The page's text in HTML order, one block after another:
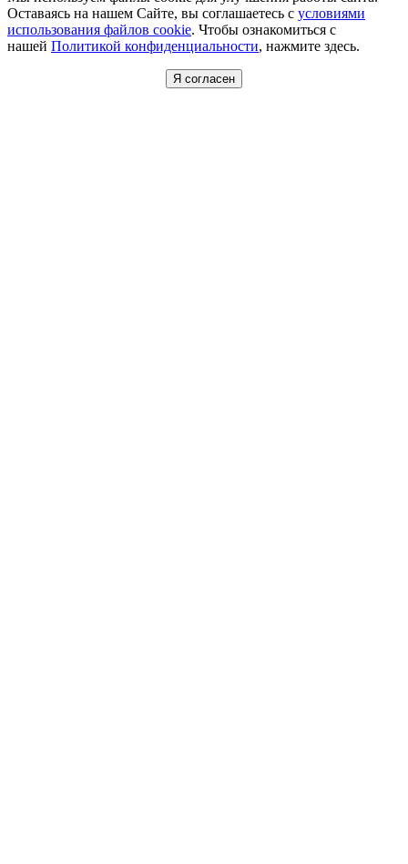
Оставаясь на нашем Сайте, вы соглашаетесь с условиями
использования файлов cookie. Чтобы ознакомиться с
нашей Политикой конфиденциальности, нажмите здесь.
Я согласен